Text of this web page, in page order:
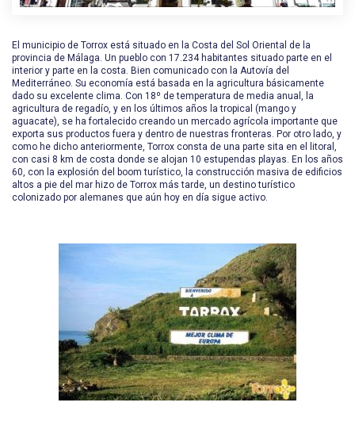
El municipio de Torrox está situado en la Costa del Sol Oriental de la
provincia de Málaga. Un pueblo con 17.234 habitantes situado parte en el
interior y parte en la costa. Bien comunicado con la Autovía del
Mediterráneo. Su economía está basada en la agricultura básicamente
dado su excelente clima. Con 18º de temperatura de media anual, la
agricultura de regadío, y en los últimos años la tropical (mango y
aguacate), se ha fortalecido creando un mercado agrícola importante que
exporta sus productos fuera y dentro de nuestras fronteras. Por otro lado, y
como he dicho anteriormente, Torrox consta de una parte sita en el litoral,
con casi 8 km de costa donde se alojan 10 estupendas playas. En los años
60, con la explosión del boom turístico, la construcción masiva de edificios
altos a pie del mar hizo de Torrox más tarde, un destino turístico
colonizado por alemanes que aún hoy en día sigue activo.